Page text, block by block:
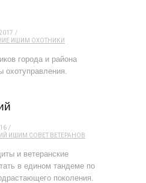
ИШИМ ОХОТНИКИ
города и района
охотуправления.
ИШИМ СОВЕТ ВЕТЕРАНОВ
и ветеранские
в едином тандеме по
поколения.